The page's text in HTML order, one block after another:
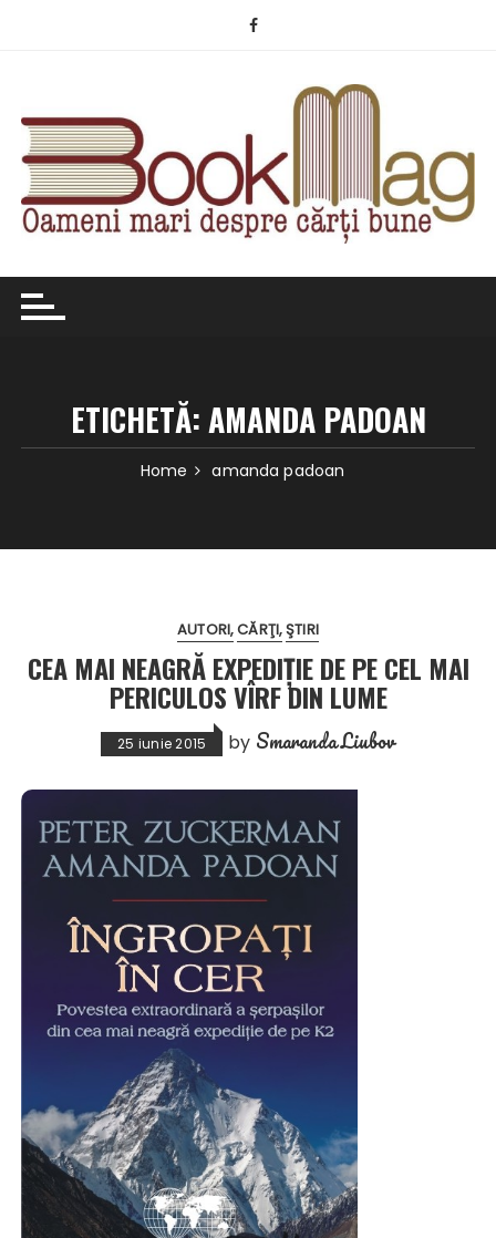
ETICHETĂ:AMANDA PADOAN
Home amanda padoan
AUTORI CĂRŢI ŞTIRI
CEA MAI NEAGRĂ EXPEDIȚIE DE PE CEL MAI
PERICULOS VÎRF DIN LUME
25 iunie 2015 by Smaranda Liubov